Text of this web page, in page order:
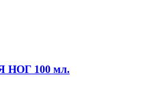
100 мл.